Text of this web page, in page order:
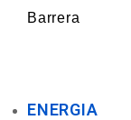
Barrera
ENERGIA